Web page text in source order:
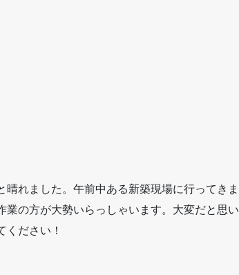
れました。午前中ある新築現場に行ってきま
の方が大勢いらっしゃいます。大変だと思い
ださい！